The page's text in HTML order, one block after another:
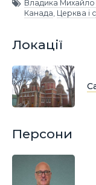
Владика Михайло
Канада Церква і
Локації
Персони